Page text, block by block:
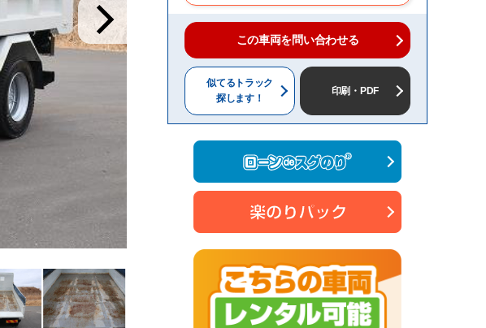
この車両を問い合わせる
似てるトラック
探します！
印刷・PDF